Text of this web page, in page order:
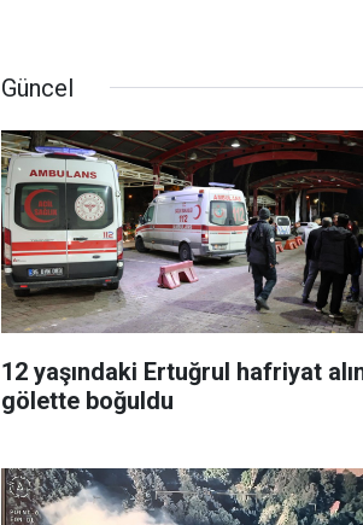
Güncel
12 yaşındaki Ertuğrul hafriyat
gölette boğuldu